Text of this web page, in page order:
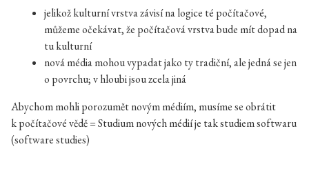
jelikož kulturní vrstva závisí na logice té počítačové,
můžeme očekávat, že počítačová vrstva bude mít dopad na
tu kulturní
nová média mohou vypadat jako ty tradiční, ale jedná se jen
o povrchu; v hloubi jsou zcela jiná
Abychom mohli porozumět novým médiím, musíme se obrátit
k počítačové vědě = Studium nových médií je tak studiem softwaru
(software studies)